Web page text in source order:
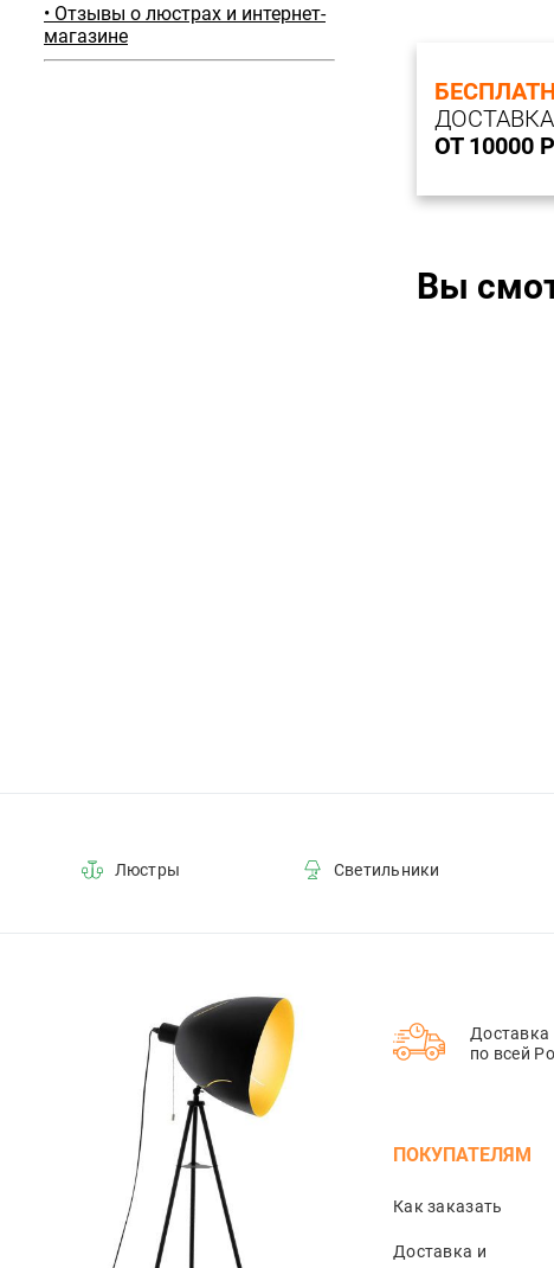
• Отзывы о люстрах и интернет-
магазине
ДОСТАВКА
ОТ 10000
Вы
Люстры Светильники
Доставка
по всей
ПОКУПАТЕЛЯМ
Как заказать
Доставка и